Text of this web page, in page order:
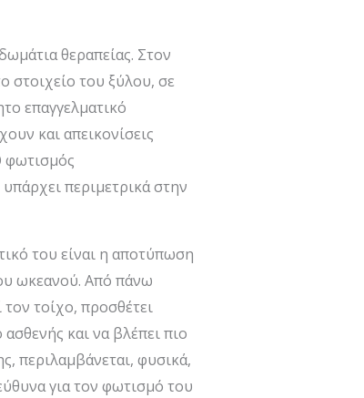
θεραπείας. Στον
στοιχείο του ξύλου, σε
επαγγελματικό
και απεικονίσεις
φωτισμός
περιμετρικά στην
του είναι η αποτύπωση
ωκεανού. Από πάνω
τοίχο, προσθέτει
και να βλέπει πιο
περιλαμβάνεται, φυσικά,
για τον φωτισμό του